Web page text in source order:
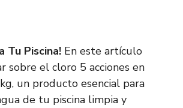
Tu Piscina! En este artículo
sobre el cloro 5 acciones en
un producto esencial para
de tu piscina limpia y